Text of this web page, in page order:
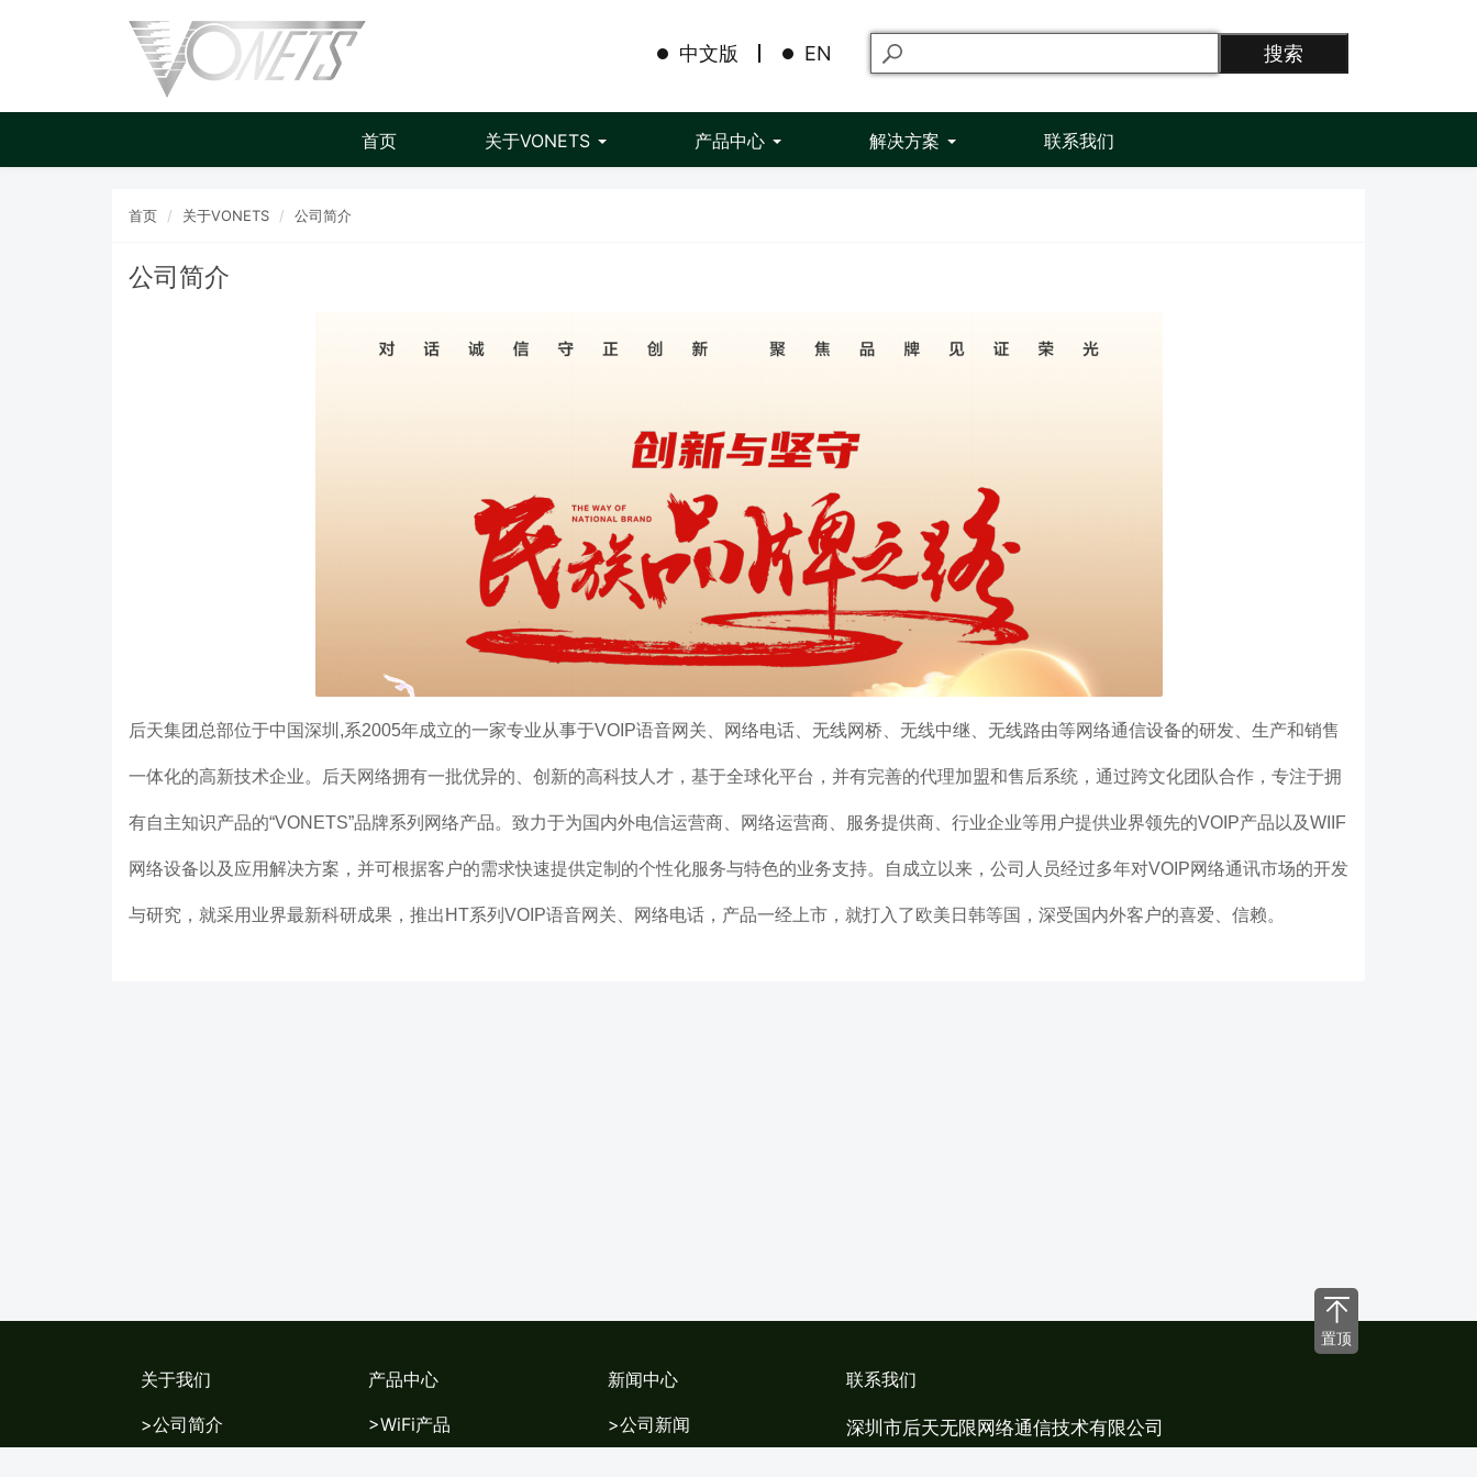
中文版 EN 搜索
首页 关于VONETS 产品中心 解决方案 联系我们
首页 关于VONETS 公司简介
公司简介
后天集团总部位于中国深圳,系2005年成立的一家专业从事于VOIP语音网关、网络电话、无线网桥、无线中继、无线路由等网络通信设备的研发、生产和销售
一体化的高新技术企业。后天网络拥有一批优异的、创新的高科技人才，基于全球化平台，并有完善的代理加盟和售后系统，通过跨文化团队合作，专注于拥
有自主知识产品的“VONETS”品牌系列网络产品。致力于为国内外电信运营商、网络运营商、服务提供商、行业企业等用户提供业界领先的VOIP产品以及WIIF
网络设备以及应用解决方案，并可根据客户的需求快速提供定制的个性化服务与特色的业务支持。自成立以来，公司人员经过多年对VOIP网络通讯市场的开发
与研究，就采用业界最新科研成果，推出HT系列VOIP语音网关、网络电话，产品一经上市，就打入了欧美日韩等国，深受国内外客户的喜爱、信赖。
关于我们
>公司简介
产品中心
>WiFi产品
新闻中心
>公司新闻
联系我们
深圳市后天无限网络通信技术有限公司
置顶